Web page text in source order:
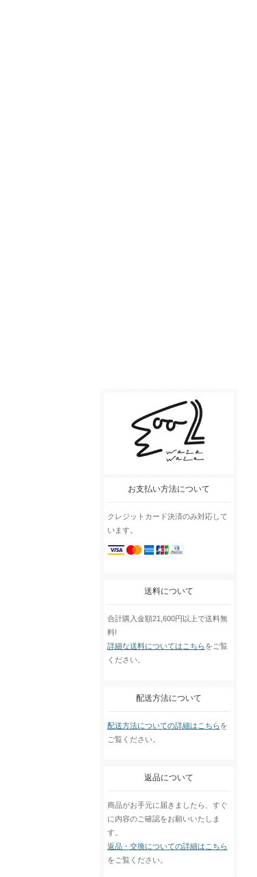
お支払い方法について
クレジットカード決済のみ対応して
います。
送料について
合計購入金額21,600円以上で送料無
料!
詳細な送料についてはこちらをご覧
ください。
配送方法について
配送方法についての詳細はこちらを
ご覧ください。
返品について
商品がお手元に届きましたら、すぐ
に内容のご確認をお願いいたしま
す。
返品・交換についての詳細はこちら
をご覧ください。